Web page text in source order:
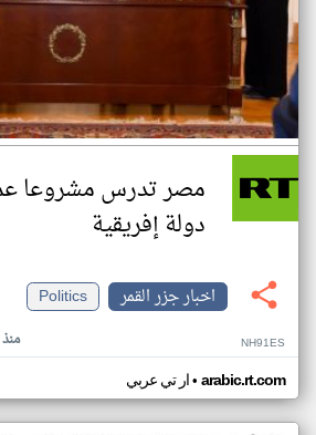
مصر تدرس مشروعا
دولة إفريقية
اخبار جزر القمر
Politics
NH91ES
ار تي عربي• arabic.rt.com